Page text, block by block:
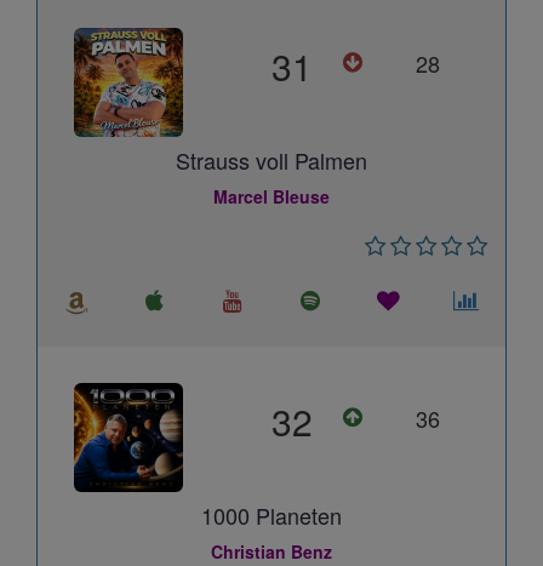
31 28
Strauss voll Palmen
Marcel Bleuse
32 36
1000 Planeten
Christian Benz